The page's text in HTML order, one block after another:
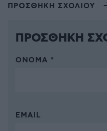
ΠΡΟΣΘΗΚΗ ΣΧΟΛΙΟΥ
ΠΡΟΣΘΗΚΗ
ΌΝΟΜΑ *
EMAIL